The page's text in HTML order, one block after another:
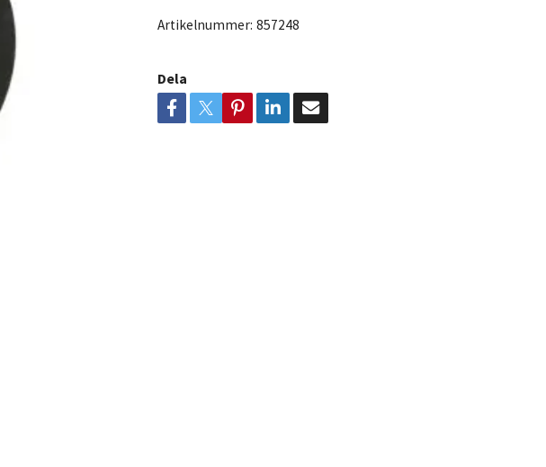
Artikelnummer: 857248
Dela